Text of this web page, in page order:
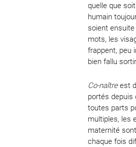
quelle que
humain
soient ensuite
mots, les
frappent, peu
bien fallu
Co-naîtreest
portés depuis
toutes parts
multiples, les
maternité
chaque fois